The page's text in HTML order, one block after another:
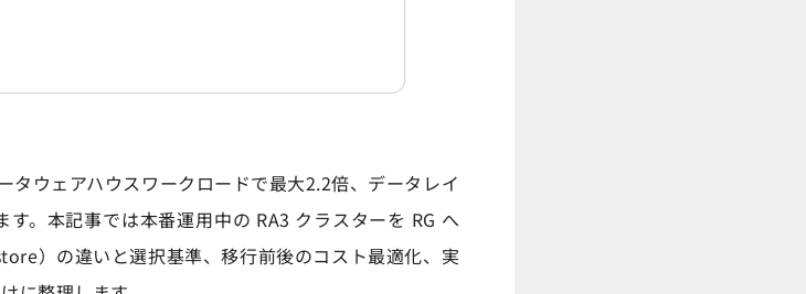
ウェアハウスワークロードで最大2.2倍、データレイ
。本記事では本番運用中の RA3 クラスターを RG へ
）の違いと選択基準、移行前後のコスト最適化、実